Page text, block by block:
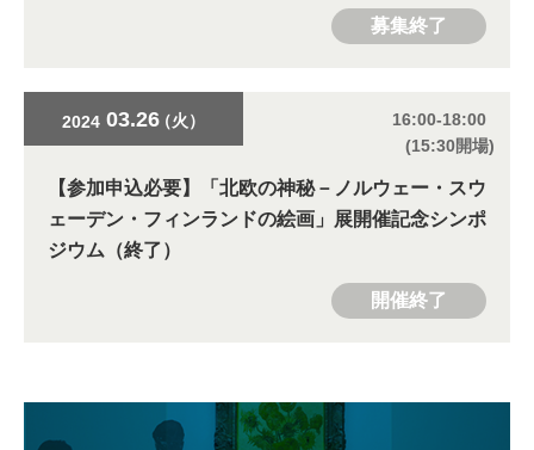
募集終了
2024 03.26（火）
16:00-18:00
(15:30開場)
【参加申込必要】
「北欧の神秘－ノルウェー・スウ
ェーデン・フィンランドの絵画」展開催記念シンポ
ジウム（終了）
開催終了